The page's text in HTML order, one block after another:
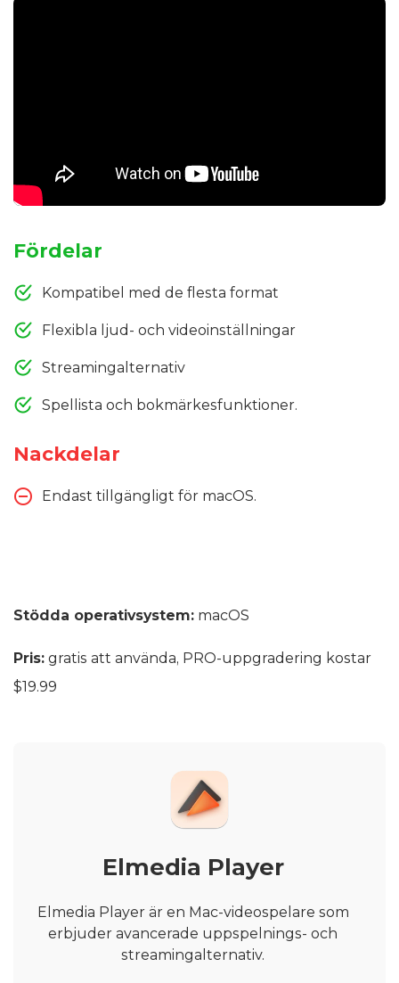
Fördelar
Kompatibel med de flesta format
Flexibla ljud- och videoinställningar
Streamingalternativ
Spellista och bokmärkesfunktioner.
Nackdelar
Endast tillgängligt för macOS.
Stödda operativsystem: macOS
Pris: gratis att använda, PRO-uppgradering kostar
$19.99
Elmedia Player
Elmedia Player är en Mac-videospelare som
erbjuder avancerade uppspelnings- och
streamingalternativ.